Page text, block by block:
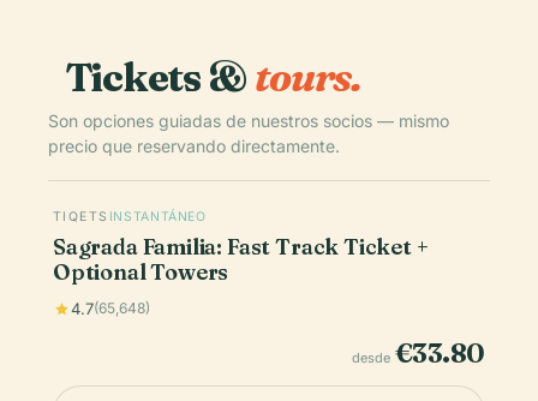
Tickets &tours.
Son opciones guiadas de nuestros socios — mismo
precio que reservando directamente.
TIQETS INSTANTÁNEO
Sagrada Familia: Fast Track Ticket +
Optional Towers
4.7(65,648)
desde €33.80